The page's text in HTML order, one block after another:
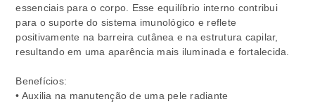
essenciais para o corpo. Esse equilíbrio interno contribui
para o suporte do sistema imunológico e reflete
positivamente na barreira cutânea e na estrutura capilar,
resultando em uma aparência mais iluminada e fortalecida.
Benefícios:
• Auxilia na manutenção de uma pele radiante